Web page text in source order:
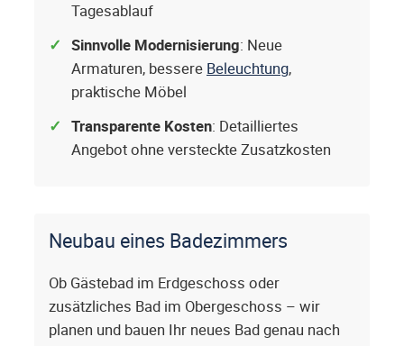
Tagesablauf
Sinnvolle Modernisierung: Neue
Armaturen, bessere Beleuchtung,
praktische Möbel
Transparente Kosten: Detailliertes
Angebot ohne versteckte Zusatzkosten
Neubau eines Badezimmers
Ob Gästebad im Erdgeschoss oder
zusätzliches Bad im Obergeschoss – wir
planen und bauen Ihr neues Bad genau nach